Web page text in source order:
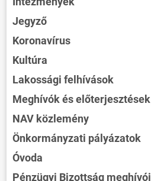
Jegyző
Koronavírus
Kultúra
Lakossági felhívások
Meghívók és előterjesztések
NAV közlemény
Önkormányzati pályázatok
Óvoda
Pénzügyi Bizottság meghívói